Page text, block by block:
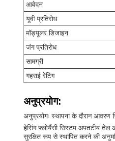
आवेदन
यूवी प्रतिरोध
मॉड्यूलर डिजाइन
जंग प्रतिरोध
सामग्री
गहराई रेटिंग
अनुप्रयोग:
अनुप्रयोगः स्थापना के दौरान आवरण
हेसिंग फ्लोयैंसी सिस्टम अपतटीय तेल
सुरक्षित रूप से स्थापित करने की